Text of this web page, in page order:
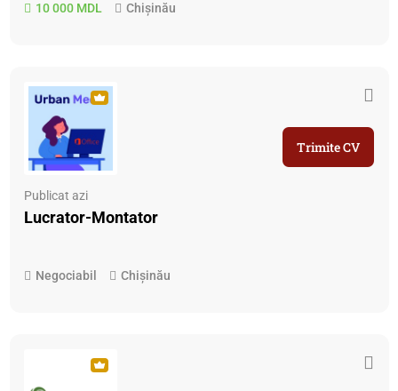
10 000 MDL Chișinău
Publicat azi
Lucrator-Montator
Negociabil Chișinău
Trimite CV